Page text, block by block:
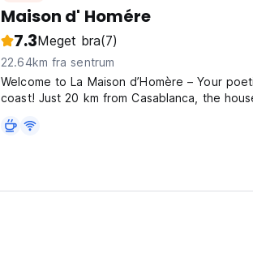
Maison d' Homére
7.3Meget bra(7)
22.64km fra sentrum
Welcome to La Maison d’Homère – Your
coast! Just 20 km from Casablanca, the
Just a 5-minute walk from the ocean, La